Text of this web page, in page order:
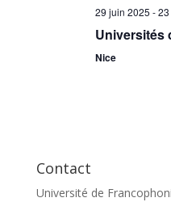
29 juin 2025 -
Universités
Nice
Contact
Université de